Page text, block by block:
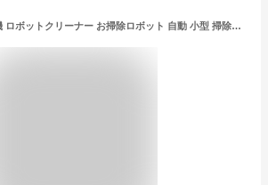
ロボット掃除機 ロボットクリーナー お掃除ロボット 自動 小型 掃除ロボット 一人暮らし 時短家電 水ぶき掃除機 水拭き両用 水ぶき 水拭き 強力吸引 水拭き機能付き掃除機 薄型 水拭き機能 水拭きもできる 自動充電 新居祝い 引っ越し祝い コンパクトAiMY エイミー AIM-RC33